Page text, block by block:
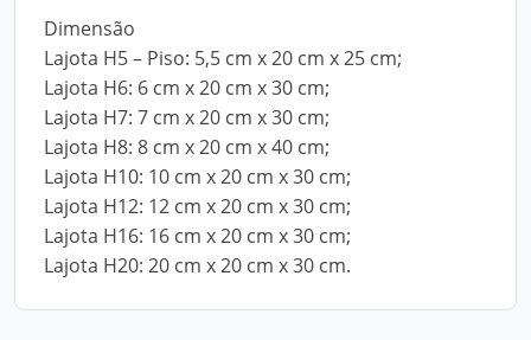
Dimensão
Lajota H5 – Piso: 5,5 cm x 20 cm x 25 cm;
Lajota H6: 6 cm x 20 cm x 30 cm;
Lajota H7: 7 cm x 20 cm x 30 cm;
Lajota H8: 8 cm x 20 cm x 40 cm;
Lajota H10: 10 cm x 20 cm x 30 cm;
Lajota H12: 12 cm x 20 cm x 30 cm;
Lajota H16: 16 cm x 20 cm x 30 cm;
Lajota H20: 20 cm x 20 cm x 30 cm.